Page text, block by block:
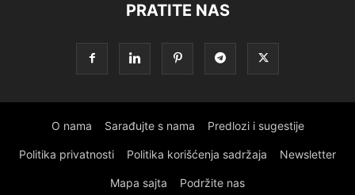
PRATITE NAS
O nama Sarađujte s nama Predlozi i sugestije
Politika privatnosti Politika korišćenja sadržaja Newsletter
Mapa sajta Podržite nas